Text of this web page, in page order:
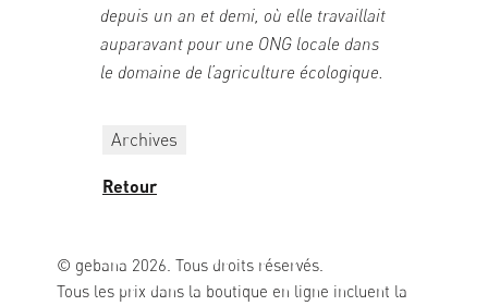
depuis un an et demi, où elle travaillait
auparavant pour une ONG locale dans
le domaine de l’agriculture écologique.
Archives
Retour
© gebana 2026. Tous droits réservés.
Tous les prix dans la boutique en ligne incluent la